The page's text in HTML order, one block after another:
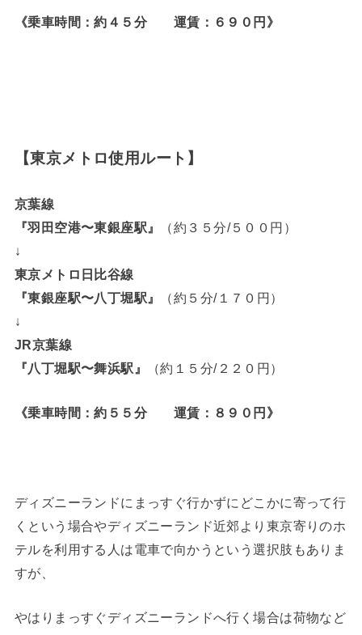
《乗車時間：約４５分 運賃：６９０円》
【東京メトロ使用ルート】
京葉線
『羽田空港〜東銀座駅』
（約３５分/５００円）
↓
東京メトロ日比谷線
『東銀座駅〜八丁堀駅』
（約５分/１７０円）
↓
JR京葉線
『八丁堀駅〜舞浜駅』
（約１５分/２２０円）
《乗車時間：約５５分 運賃：８９０円》
ディズニーランドにまっすぐ行かずにどこかに寄って行
くという場合やディズニーランド近郊より東京寄りのホ
テルを利用する人は電車で向かうという選択肢もありま
すが、
やはりまっすぐディズニーランドへ行く場合は荷物など